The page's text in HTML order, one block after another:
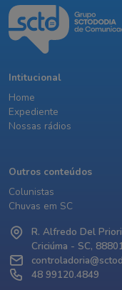
Intitucional
Home
Expediente
Nossas rádios
Outros conteúdos
Colunistas
Chuvas em SC
R. Alfredo Del
Criciúma - SC,
48 99120.4849